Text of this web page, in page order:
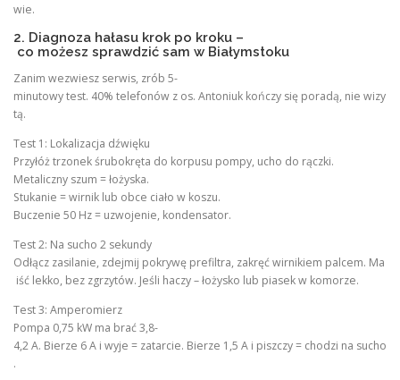
wie.
2. Diagnoza hałasu krok po kroku –
co możesz sprawdzić sam w Białymstoku
Zanim wezwiesz serwis, zrób 5-
minutowy test. 40% telefonów z os. Antoniuk kończy się poradą, nie wizy
tą.
Test 1: Lokalizacja dźwięku
Przyłóż trzonek śrubokręta do korpusu pompy, ucho do rączki.
Metaliczny szum = łożyska.
Stukanie = wirnik lub obce ciało w koszu.
Buczenie 50 Hz = uzwojenie, kondensator.
Test 2: Na sucho 2 sekundy
Odłącz zasilanie, zdejmij pokrywę prefiltra, zakręć wirnikiem palcem. Ma
iść lekko, bez zgrzytów. Jeśli haczy – łożysko lub piasek w komorze.
Test 3: Amperomierz
Pompa 0,75 kW ma brać 3,8-
4,2 A. Bierze 6 A i wyje = zatarcie. Bierze 1,5 A i piszczy = chodzi na sucho
.